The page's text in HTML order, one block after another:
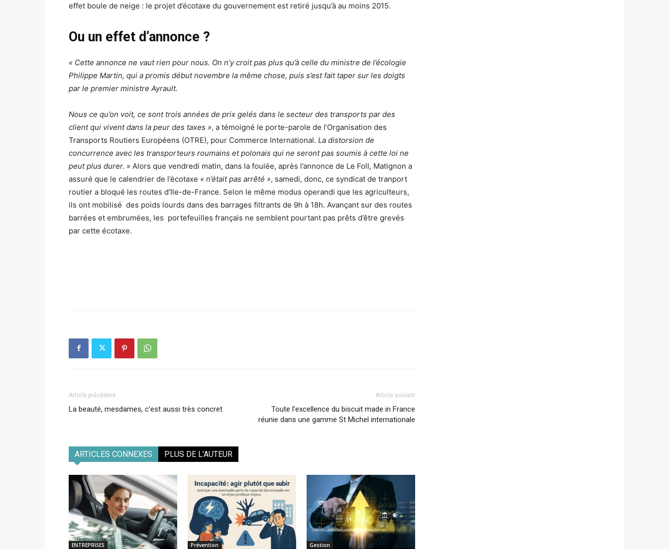
effet boule de neige : le projet d’écotaxe du gouvernement est retiré jusqu’à au moins 2015.
Ou un effet d’annonce ?
« Cette annonce ne vaut rien pour nous. On n’y croit pas plus qu’à celle du ministre de l’écologie
Philippe Martin, qui a promis début novembre la même chose, puis s’est fait taper sur les doigts
par le premier ministre Ayrault.
Nous ce qu’on voit, ce sont trois années de prix gelés dans le secteur des transports par des
client qui vivent dans la peur des taxes », a témoigné le porte-parole de l’Organisation des
Transports Routiers Européens (OTRE), pour Commerce International. La distorsion de
concurrence avec les transporteurs roumains et polonais qui ne seront pas soumis à cette loi ne
peut plus durer. » Alors que vendredi matin, dans la foulée, après l’annonce de Le Foll, Matignon a
assuré que le calendrier de l’écotaxe « n’était pas arrêté », samedi, donc, ce syndicat de tranport
routier a bloqué les routes d’Ile-de-France. Selon le même modus operandi que les agriculteurs,
ils ont mobilisé des poids lourds dans des barrages filtrants de 9h à 18h. Avançant sur des routes
barrées et embrumées, les portefeuilles français ne semblent pourtant pas prêts d’être grevés
par cette écotaxe.
Article précédent
La beauté, mesdames, c’est aussi très concret
Article suivant
Toute l’excellence du biscuit made in France
réunie dans une gamme St Michel internationale
ARTICLES CONNEXES PLUS DE L'AUTEUR
ENTREPRISES Prévention Gestion